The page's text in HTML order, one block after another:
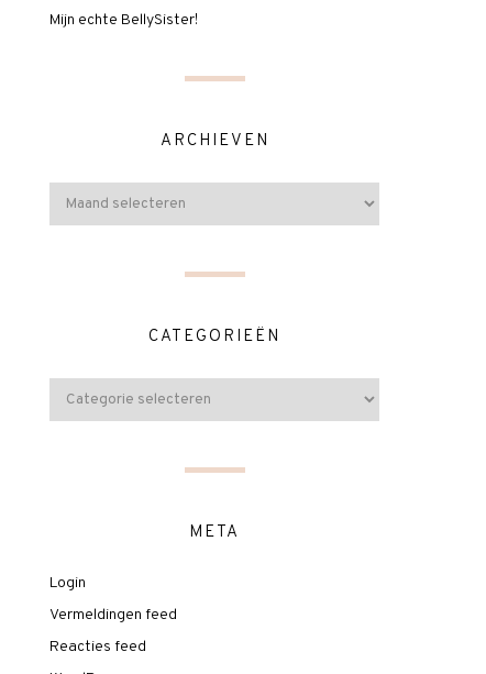
Mijn echte BellySister!
ARCHIEVEN
CATEGORIEËN
META
Login
Vermeldingen feed
Reacties feed